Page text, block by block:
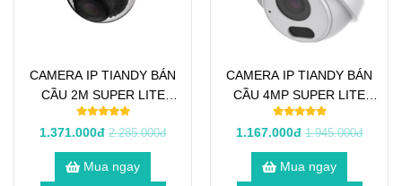
CAMERA IP TIANDY BÁN
CẦU 2M SUPER LITE
STARLIGHT TC-C32KS
1.371.000đ 2.285.000đ
Mua ngay
CAMERA IP TIANDY BÁN
CẦU 4MP SUPER LITE
STARLIGHT TC-C34HS
1.167.000đ 1.945.000đ
Mua ngay